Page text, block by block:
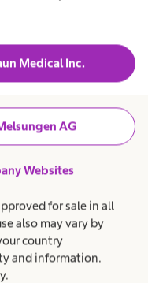
Medical Inc.
AG
Websites
for sale in all
also may vary by
country
and information.